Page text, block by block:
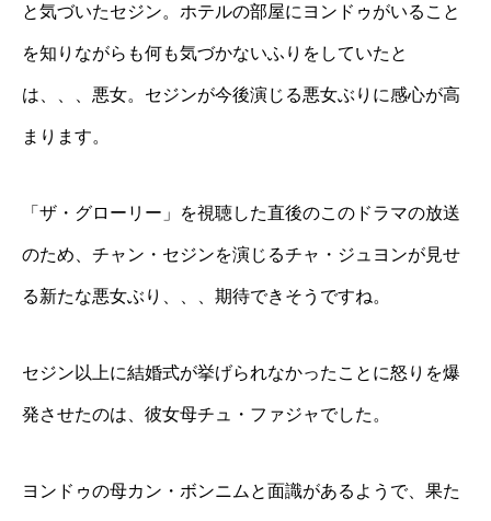
と気づいたセジン。ホテルの部屋にヨンドゥがいること
を知りながらも何も気づかないふりをしていたと
は、、、悪女。セジンが今後演じる悪女ぶりに感心が高
まります。
「ザ・グローリー」を視聴した直後のこのドラマの放送
のため、チャン・セジンを演じるチャ・ジュヨンが見せ
る新たな悪女ぶり、、、期待できそうですね。
セジン以上に結婚式が挙げられなかったことに怒りを爆
発させたのは、彼女母チュ・ファジャでした。
ヨンドゥの母カン・ボンニムと面識があるようで、果た